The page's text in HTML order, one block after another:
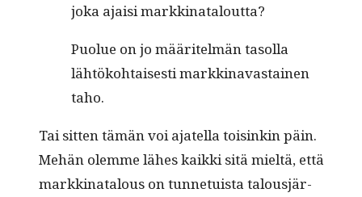
joka ajaisi markkinataloutta?
Puolue on jo määritelmän tasol­la
lähtöko­htais­es­ti markki­navas­tainen
taho.
Tai sit­ten tämän voi ajatel­la toisinkin päin.
Mehän olemme läh­es kaik­ki sitä mieltä, että
markki­na­t­alous on tun­ne­tu­ista talousjär­